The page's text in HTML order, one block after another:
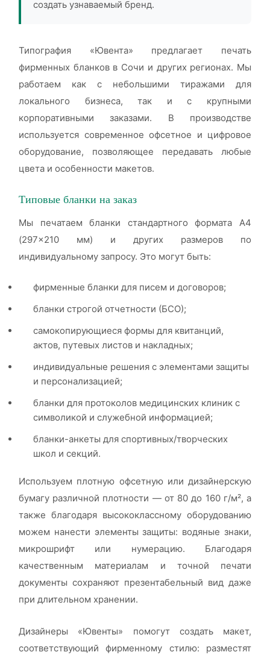
создать узнаваемый бренд.
Типография «Ювента» предлагает печать
фирменных бланков в Сочи и других регионах. Мы
работаем как с небольшими тиражами для
локального бизнеса, так и с крупными
корпоративными заказами. В производстве
используется современное офсетное и цифровое
оборудование, позволяющее передавать любые
цвета и особенности макетов.
Типовые бланки на заказ
Мы печатаем бланки стандартного формата А4
(297×210 мм) и других размеров по
индивидуальному запросу. Это могут быть:
фирменные бланки для писем и договоров;
бланки строгой отчетности (БСО);
самокопирующиеся формы для квитанций,
актов, путевых листов и накладных;
индивидуальные решения с элементами защиты
и персонализацией;
бланки для протоколов медицинских клиник с
символикой и служебной информацией;
бланки-анкеты для спортивных/творческих
школ и секций.
Используем плотную офсетную или дизайнерскую
бумагу различной плотности — от 80 до 160 г/м², а
также благодаря высококлассному оборудованию
можем нанести элементы защиты: водяные знаки,
микрошрифт или нумерацию. Благодаря
качественным материалам и точной печати
документы сохраняют презентабельный вид даже
при длительном хранении.
Дизайнеры «Ювенты» помогут создать макет,
соответствующий фирменному стилю: разместят